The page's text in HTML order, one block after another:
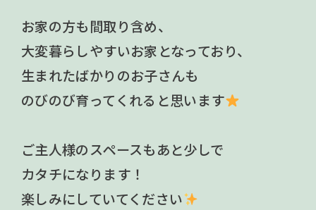
お家の方も間取り含め、
大変暮らしやすいお家となっており、
生まれたばかりのお子さんも
のびのび育ってくれると思います
ご主人様のスペースもあと少しで
カタチになります！
楽しみにしていてください